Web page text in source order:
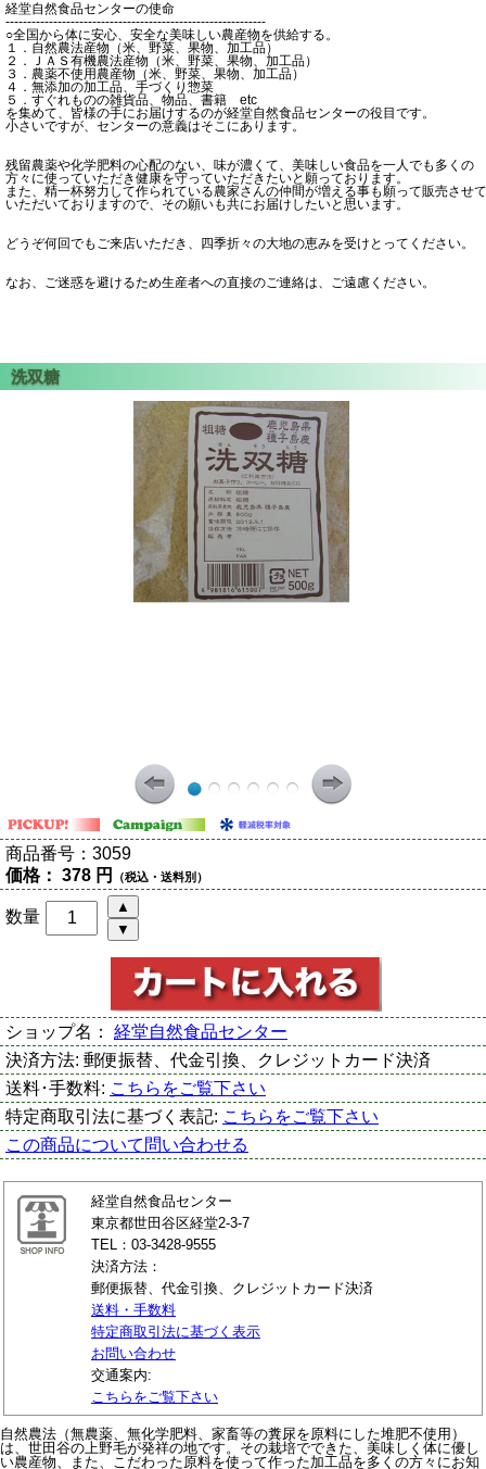
経堂自然食品センターの使命
------------------------------------------------------------
○全国から体に安心、安全な美味しい農産物を供給する。
１．自然農法産物（米、野菜、果物、加工品）
２．ＪＡＳ有機農法産物（米、野菜、果物、加工品）
３．農薬不使用農産物（米、野菜、果物、加工品）
４．無添加の加工品、手づくり惣菜
５．すぐれものの雑貨品、物品、書籍 etc
を集めて、皆様の手にお届けするのが経堂自然食品センターの役目です。
小さいですが、センターの意義はそこにあります。
残留農薬や化学肥料の心配のない、味が濃くて、美味しい食品を一人でも多くの
方々に使っていただき健康を守っていただきたいと願っております。
また、精一杯努力して作られている農家さんの仲間が増える事も願って販売させて
いただいておりますので、その願いも共にお届けしたいと思います。
どうぞ何回でもご来店いただき、四季折々の大地の恵みを受けとってください。
なお、ご迷惑を避けるため生産者への直接のご連絡は、ご遠慮ください。
商品番号： 3059
価格： 378 円 （税込・送料別）
数量
ショップ名： 経堂自然食品センター
決済方法: 郵便振替、代金引換、クレジットカード決済
送料･手数料: こちらをご覧下さい
特定商取引法に基づく表記: こちらをご覧下さい
この商品について問い合わせる
経堂自然食品センター
東京都世田谷区経堂2-3-7
TEL：03-3428-9555
決済方法：
郵便振替、代金引換、クレジットカード決済
送料・手数料
特定商取引法に基づく表示
お問い合わせ
交通案内:
こちらをご覧下さい
自然農法（無農薬、無化学肥料、家畜等の糞尿を原料にした堆肥不使用）
は、世田谷の上野毛が発祥の地です。その栽培でできた、美味しく体に優し
い農産物、また、こだわった原料を使って作った加工品を多くの方々にお知